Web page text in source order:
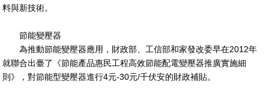
料與新技術。
節能變壓器
為推動節能變壓器應用，財政部、工信部和家發改委早在2012年
就聯合出臺了《節能產品惠民工程高效節能配電變壓器推廣實施細
則》，對節能型變壓器進行4元-30元/千伏安的財政補貼。